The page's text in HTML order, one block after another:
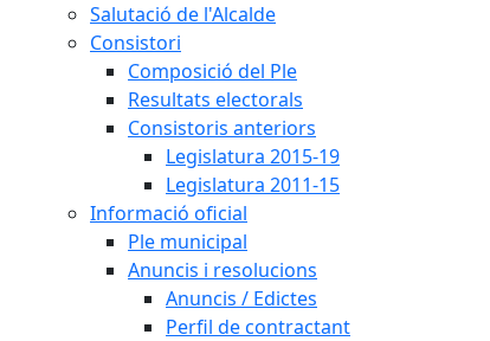
Salutació de l'Alcalde
Consistori
Composició del Ple
Resultats electorals
Consistoris anteriors
Legislatura 2015-19
Legislatura 2011-15
Informació oficial
Ple municipal
Anuncis i resolucions
Anuncis / Edictes
Perfil de contractant